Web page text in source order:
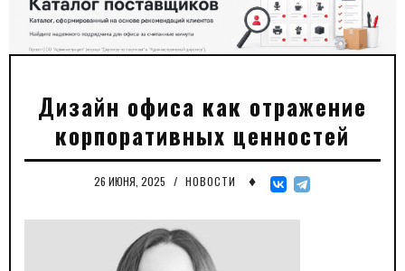
Дизайн офиса как отражение
корпоративных ценностей
26 ИЮНЯ, 2025 / НОВОСТИ ♦